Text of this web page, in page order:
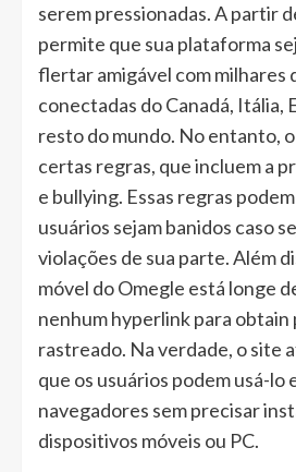
serem pressionadas. A partir
permite que sua plataforma
flertar amigável com milhares
conectadas do Canadá, Itália,
resto do mundo. No entanto,
certas regras, que incluem a
e bullying. Essas regras
usuários sejam banidos caso
violações de sua parte. Além
móvel do Omegle está longe
nenhum hyperlink para obtain
rastreado. Na verdade, o site
que os usuários podem usá-lo
navegadores sem precisar
dispositivos móveis ou PC.